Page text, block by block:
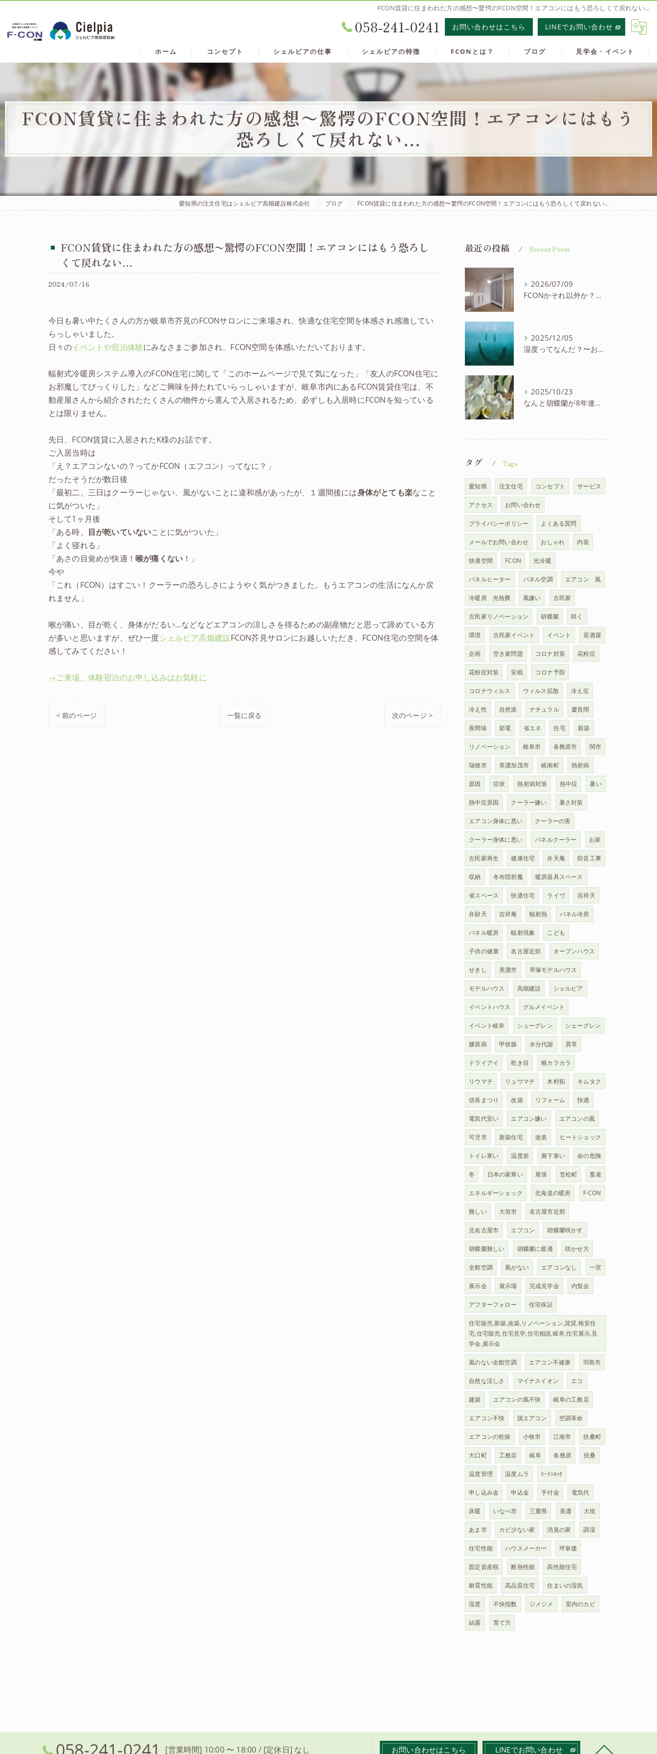
FCON賃貸に住まわれた方の感想〜驚愕のFCON空間！エアコンにはもう恐ろしくて戻れない…
058-241-0241 お問い合わせはこちら LINEでお問い合わせ
ホーム コンセプト シェルピアの仕事 シェルピアの特徴 FCONとは？ ブログ 見学会・イベント
FCON賃貸に住まわれた方の感想〜驚愕のFCON空間！エアコンにはもう
恐ろしくて戻れない…
愛知県の注文住宅はシェルピア高畑建設株式会社 ブログ FCON賃貸に住まわれた方の感想〜驚愕のFCON空間！エアコンにはもう恐ろしくて戻れない…
FCON賃貸に住まわれた方の感想〜驚愕のFCON空間！エアコンにはもう恐ろし
くて戻れない…
2024/07/16
今日も暑い中たくさんの方が岐阜市芥見のFCONサロンにご来場され、快適な住宅空間を体感され感激してい
らっしゃいました。
日々のイベントや宿泊体験にみなさまご参加され、FCON空間を体感いただいております。
輻射式冷暖房システム導入のFCON住宅に関して「このホームページで見て気になった」「友人のFCON住宅に
お邪魔してびっくりした」などご興味を持たれていらっしゃいますが、岐阜市内にあるFCON賃貸住宅は、不
動産屋さんから紹介されたたくさんの物件から選んで入居されるため、必ずしも入居時にFCONを知っている
とは限りません。
先日、FCON賃貸に入居されたK様のお話です。
ご入居当時は
「え？エアコンないの？ってかFCON（エフコン）ってなに？」
だったそうだが数日後
「最初二、三日はクーラーじゃない、風がないことに違和感があったが、１週間後には身体がとても楽なこと
に気がついた」
そして1ヶ月後
「ある時、 目が乾いていないことに気がついた」
「よく寝れる」
「あさの目覚めが快適！喉が痛くない ！」
今や
「これ（FCON）はすごい！クーラーの恐ろしさにようやく気がつきました。もうエアコンの生活になんか戻
れません」
喉が痛い、目が乾く、身体がだるい…などなどエアコンの涼しさを得るための副産物だと思って諦めている方
が多いと思いますが、ぜひ一度シェルピア高畑建設FCON芥見サロンにお越しいただき、FCON住宅の空間を体
感してみてください！
→ご来場、体験宿泊のお申し込みはお気軽に
< 前のページ 一覧に戻る 次のページ >
最近の投稿 Recent Posts
2026/07/09
FCONかそれ以外か？〜パネル冷暖房を考察
2025/12/05
湿度ってなんだ？〜お家と湿度の研究会
2025/10/23
なんと胡蝶蘭が8年連続８度目の開花〜FCON住宅の快適さに驚愕の声！
タグ Tags
愛知県 注文住宅 コンセプト サービス
アクセス お問い合わせ
プライバシーポリシー よくある質問
メールでお問い合わせ おしゃれ 内装
快適空間 FCON 光冷暖
パネルヒーター パネル空調 エアコン 風
冷暖房 光熱費 風嫌い 古民家
古民家リノベーション 胡蝶蘭 咲く
環境 古民家イベント イベント 居酒屋
企画 空き家問題 コロナ対策 花粉症
花粉症対策 安眠 コロナ予防
コロナウィルス ウィルス拡散 冷え症
冷え性 自然派 ナチュラル 慶良間
座間味 節電 省エネ 住宅 新築
リノベーション 岐阜市 各務原市 関市
瑞穂市 美濃加茂市 岐南町 熱射病
原因 症状 熱射病対策 熱中症 暑い
熱中症原因 クーラー嫌い 暑さ対策
エアコン身体に悪い クーラーの害
クーラー身体に悪い パネルクーラー お家
古民家再生 健康住宅 弁天庵 防音工事
収納 冬布団邪魔 暖房器具スペース
省スペース 快適住宅 ライヴ 吉祥天
弁財天 吉祥庵 輻射熱 パネル冷房
パネル暖房 輻射現象 こども
子供の健康 名古屋近郊 オープンハウス
せきし 美濃市 琴塚モデルハウス
モデルハウス 高畑建設 シェルピア
イベントハウス グルメイベント
イベント岐阜 シューグレン シェーグレン
膠原病 甲状腺 水分代謝 異常
ドライアイ 乾き目 喉カラカラ
リウマチ リュウマチ 木村拓 キムタク
信長まつり 改築 リフォーム 快適
電気代安い エアコン嫌い エアコンの風
可児市 新築住宅 改装 ヒートショック
トイレ寒い 温度差 廊下寒い 命の危険
冬 日本の家寒い 尾張 笠松町 畜産
エネルギーショック 北海道の暖房 F-CON
難しい 大垣市 名古屋市近郊
北名古屋市 エフコン 胡蝶蘭咲かす
胡蝶蘭難しい 胡蝶蘭に最適 咲かせ方
全館空調 風がない エアコンなし 一宮
展示会 展示場 完成見学会 内覧会
アフターフォロー 住宅保証
住宅販売,新築,改築,リノベーション,賃貸,格安住
宅,住宅販売,住宅見学,住宅相談,岐阜,住宅展示,見
学会,展示会
風のない全館空調 エアコン不健康 羽島市
自然な涼しさ マイナスイオン エコ
建築 エアコンの風不快 岐阜の工務店
エアコン不快 脱エアコン 空調革命
エアコンの乾燥 小牧市 江南市 扶桑町
大口町 工務店 岐阜 各務原 扶桑
温度管理 温度ムラ ﾋｰﾄｼｮｯｸ
申し込み金 申込金 手付金 電気代
床暖 いなべ市 三重県 美濃 大垣
あま市 カビ少ない家 消臭の家 調湿
住宅性能 ハウスメーカー 坪単価
固定資産税 断熱性能 高性能住宅
耐震性能 高品質住宅 住まいの湿気
湿度 不快指数 ジメジメ 室内のカビ
結露 育て方
[営業時間] 10:00 〜 18:00 / [定休日] なし お問い合わせはこちら LINEでお問い合わせ